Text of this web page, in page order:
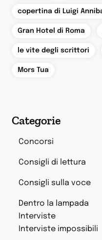
copertina di Luigi
Gran Hotel di Roma
le vite degli scrittori
Mors Tua
Categorie
Concorsi
Consigli di lettura
Consigli sulla voce
Dentro la lampada
Interviste
Interviste impossibili